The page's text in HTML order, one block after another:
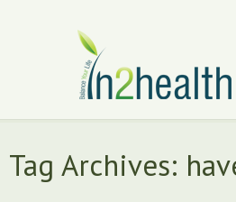
Tag Archives: